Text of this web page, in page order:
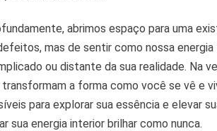
abrimos espaço para uma
mas de sentir como nossa
ou distante da sua realidade. Na
transformam a forma como você se vê e
para explorar sua essência e elevar
sua energia interior brilhar como nunca.